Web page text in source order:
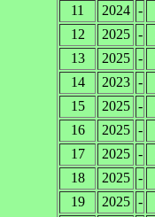
11
2024 -
12
2025 -
13
2025 -
14
2023 -
15
2025 -
16
2025 -
17
2025 -
18
2025 -
19
2025 -